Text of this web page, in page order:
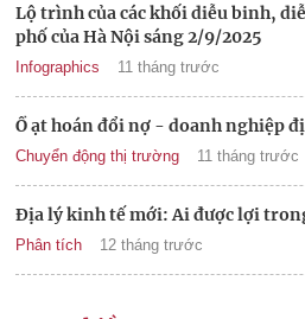
Lộ trình của các khối diễu binh,
phố của Hà Nội sáng 2/9/2025
Infographics 11 tháng trước
Ồ ạt hoán đổi nợ - doanh nghiệp
Chuyển động thị trường 11 tháng trước
Địa lý kinh tế mới: Ai được lợi
Phân tích 12 tháng trước